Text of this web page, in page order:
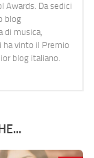
Awards. Da sedici
blog
di musica,
ha vinto il Premio
blog italiano.